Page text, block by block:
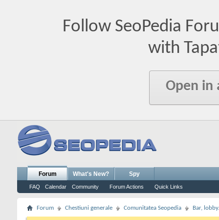
Follow SeoPedia
with
Open in
Forum
FAQ Calendar Community Forum Actions Quick Links
What's New? Spy
Forum Chestiuni generale Comunitatea Seopedia Bar,